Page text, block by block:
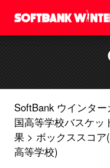
SoftBank ウインタ
国高等学校バスケッ
果
ボックススコ
高等学校)